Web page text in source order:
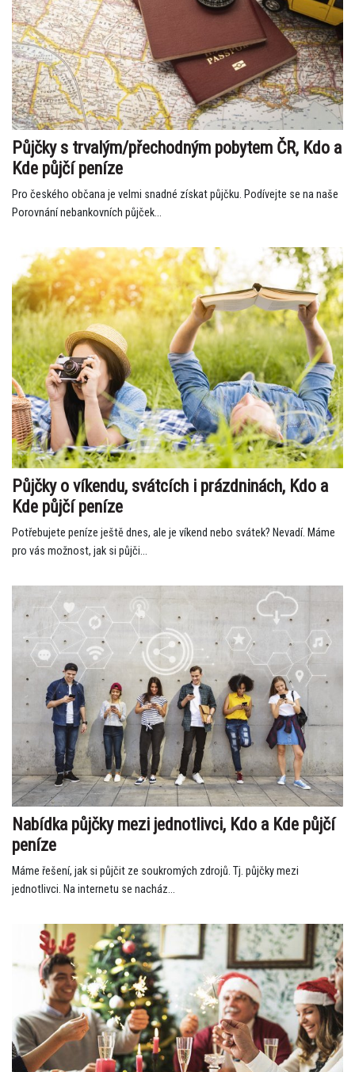
Půjčky s trvalým/přechodným pobytem ČR, Kdo a
Kde půjčí peníze
Pro českého občana je velmi snadné získat půjčku. Podívejte se na naše
Porovnání nebankovních půjček...
Půjčky o víkendu, svátcích i prázdninách, Kdo a
Kde půjčí peníze
Potřebujete peníze ještě dnes, ale je víkend nebo svátek? Nevadí. Máme
pro vás možnost, jak si půjči...
Nabídka půjčky mezi jednotlivci, Kdo a Kde půjčí
peníze
Máme řešení, jak si půjčit ze soukromých zdrojů. Tj. půjčky mezi
jednotlivci. Na internetu se nacház...